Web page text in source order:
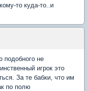
то куда-то..и
подобного не
игрок это
За те бабки, что им
по полю